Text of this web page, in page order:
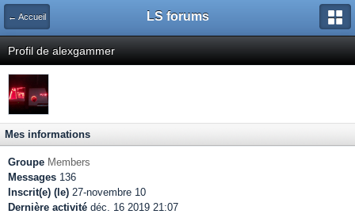
← Accueil LS forums
Profil de alexgammer
Mes informations
Groupe Members
Messages 136
Inscrit(e) (le) 27-novembre 10
Dernière activité déc. 16 2019 21:07